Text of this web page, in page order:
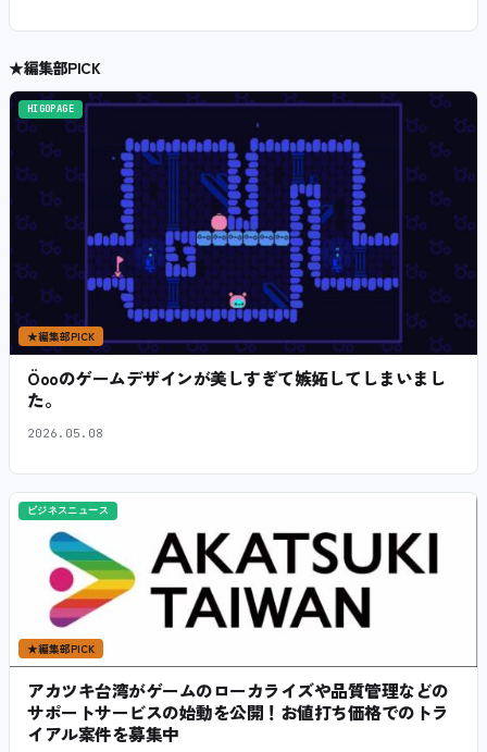
★編集部PICK
HIGOPAGE
★編集部PICK
Öooのゲームデザインが美しすぎて嫉妬してしまいまし
た。
2026.05.08
ビジネスニュース
★編集部PICK
アカツキ台湾がゲームのローカライズや品質管理などの
サポートサービスの始動を公開！お値打ち価格でのトラ
イアル案件を募集中